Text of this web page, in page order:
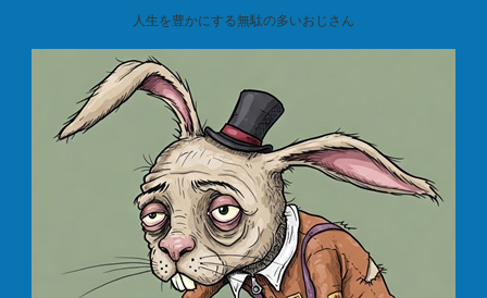
人生を豊かにする無駄の多いおじさん